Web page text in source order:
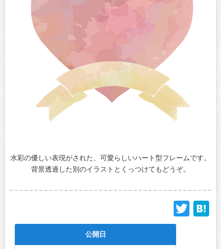
水彩の優しい表現がされた、可愛らしいハート型フレームです。
背景透過した別のイラストとくっつけてもどうぞ。
公開日